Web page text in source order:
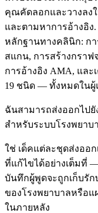
คุณคัดลอกและวางลงใ
และตามหาการอ้างอิง.
หลักฐานทางคลินิก: กา
สแกน, การสร้างกรา
การอ้างอิง AMA, แล
19 ชนิด — ทั้งหมดในผู้
ฉันสามารถส่งออกไปยัง
สำหรับระบบโรงพยาบ
ใช่ เด็คแต่ละชุดส่งออกเ
ที่แก้ไขได้อย่างเต็มที่
บันทึกผู้พูดจะถูกเก็บรั
ของโรงพยาบาลหรือ
ในภายหลัง